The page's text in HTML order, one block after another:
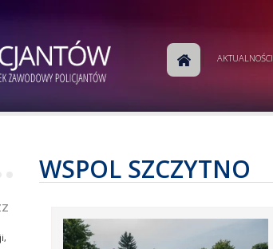
AKTUALNOŚCI
WSPOL SZCZYTNO